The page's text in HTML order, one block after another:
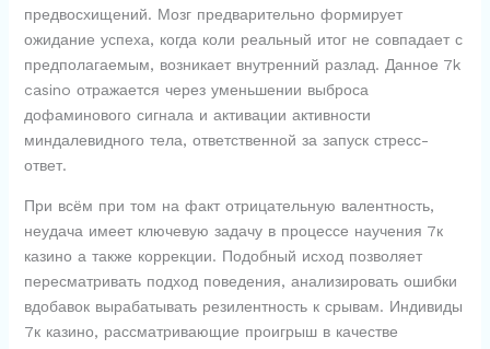
предвосхищений. Мозг предварительно формирует
ожидание успеха, когда коли реальный итог не совпадает с
предполагаемым, возникает внутренний разлад. Данное 7k
casino отражается через уменьшении выброса
дофаминового сигнала и активации активности
миндалевидного тела, ответственной за запуск стресс-
ответ.
При всём при том на факт отрицательную валентность,
неудача имеет ключевую задачу в процессе научения 7к
казино а также коррекции. Подобный исход позволяет
пересматривать подход поведения, анализировать ошибки
вдобавок вырабатывать резилентность к срывам. Индивиды
7к казино, рассматривающие проигрыш в качестве